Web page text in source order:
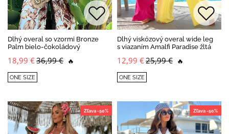
Dlhý overal so vzormi Bronze
Palm bielo-čokoládový
18,99 €36,99 € 🔥
ONE SIZE
Dlhý viskózový overal wide leg
s viazaním Amalfi Paradise žltá
12,99 €25,99 € 🔥
ONE SIZE
Zľava -50% Zľava -50%